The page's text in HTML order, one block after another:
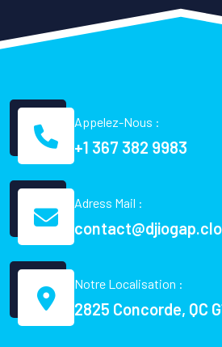
Appelez-Nous :
+1 367 382 9983
Adress Mail :
Notre Localisation :
2825 Concorde, QC